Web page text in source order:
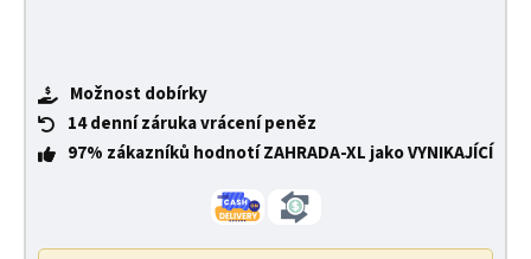
Možnost dobírky
14 denní záruka vrácení peněz
97% zákazníků hodnotí ZAHRADA-XL jako VYNIKAJÍCÍ